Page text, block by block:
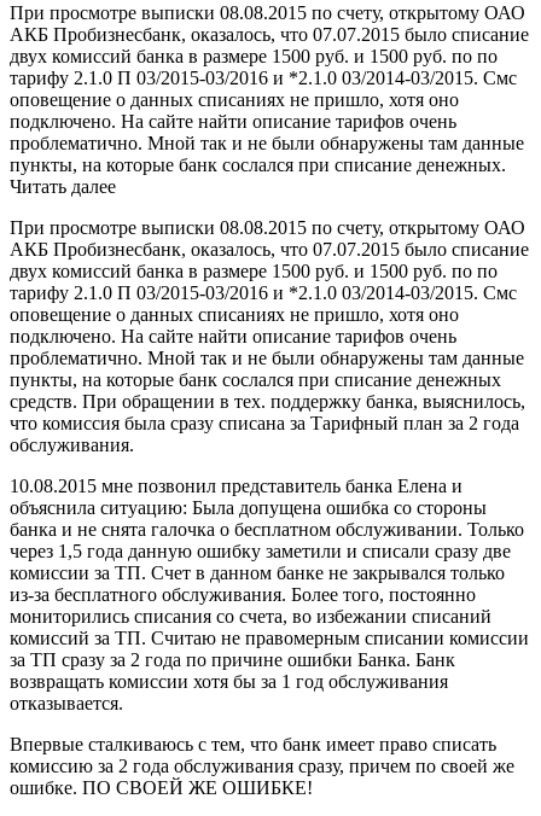
При просмотре выписки 08.08.2015 по счету, открытому ОАО
АКБ Пробизнесбанк, оказалось, что 07.07.2015 было списание
двух комиссий банка в размере 1500 руб. и 1500 руб. по по
тарифу 2.1.0 П 03/2015-03/2016 и *2.1.0 03/2014-03/2015. Смс
оповещение о данных списаниях не пришло, хотя оно
подключено. На сайте найти описание тарифов очень
проблематично. Мной так и не были обнаружены там данные
пункты, на которые банк сослался при списание денежных.
Читать далее
При просмотре выписки 08.08.2015 по счету, открытому ОАО
АКБ Пробизнесбанк, оказалось, что 07.07.2015 было списание
двух комиссий банка в размере 1500 руб. и 1500 руб. по по
тарифу 2.1.0 П 03/2015-03/2016 и *2.1.0 03/2014-03/2015. Смс
оповещение о данных списаниях не пришло, хотя оно
подключено. На сайте найти описание тарифов очень
проблематично. Мной так и не были обнаружены там данные
пункты, на которые банк сослался при списание денежных
средств. При обращении в тех. поддержку банка, выяснилось,
что комиссия была сразу списана за Тарифный план за 2 года
обслуживания.
10.08.2015 мне позвонил представитель банка Елена и
объяснила ситуацию: Была допущена ошибка со стороны
банка и не снята галочка о бесплатном обслуживании. Только
через 1,5 года данную ошибку заметили и списали сразу две
комиссии за ТП. Счет в данном банке не закрывался только
из-за бесплатного обслуживания. Более того, постоянно
мониторились списания со счета, во избежании списаний
комиссий за ТП. Считаю не правомерным списании комиссии
за ТП сразу за 2 года по причине ошибки Банка. Банк
возвращать комиссии хотя бы за 1 год обслуживания
отказывается.
Впервые сталкиваюсь с тем, что банк имеет право списать
комиссию за 2 года обслуживания сразу, причем по своей же
ошибке. ПО СВОЕЙ ЖЕ ОШИБКЕ!